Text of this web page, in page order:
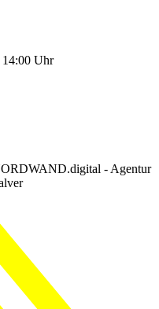
Uhr
- Agentur